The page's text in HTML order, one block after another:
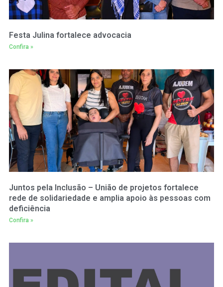
Festa Julina fortalece advocacia
Confira »
Juntos pela Inclusão – União de projetos fortalece
rede de solidariedade e amplia apoio às pessoas com
deficiência
Confira »